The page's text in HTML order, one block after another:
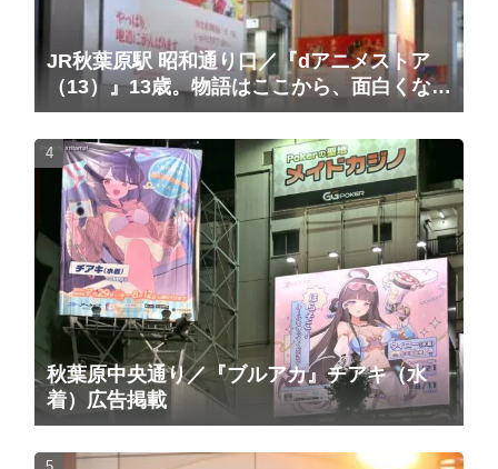
JR秋葉原駅 昭和通り口／『dアニメストア
（13）』13歳。物語はここから、面白くな
る。広告（2025/10/20掲載開始）
秋葉原中央通り／『ブルアカ』チアキ（水
着）広告掲載